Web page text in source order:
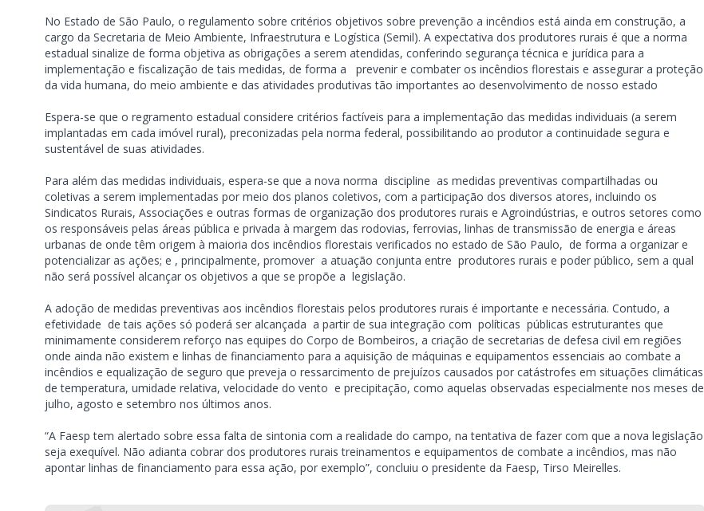
No Estado de São Paulo, o regulamento sobre critérios objetivos sobre prevenção a incêndios está ainda em construção, a
cargo da Secretaria de Meio Ambiente, Infraestrutura e Logística (Semil). A expectativa dos produtores rurais é que a norma
estadual sinalize de forma objetiva as obrigações a serem atendidas, conferindo segurança técnica e jurídica para a
implementação e fiscalização de tais medidas, de forma a prevenir e combater os incêndios florestais e assegurar a proteção
da vida humana, do meio ambiente e das atividades produtivas tão importantes ao desenvolvimento de nosso estado
Espera-se que o regramento estadual considere critérios factíveis para a implementação das medidas individuais (a serem
implantadas em cada imóvel rural), preconizadas pela norma federal, possibilitando ao produtor a continuidade segura e
sustentável de suas atividades.
Para além das medidas individuais, espera-se que a nova norma discipline as medidas preventivas compartilhadas ou
coletivas a serem implementadas por meio dos planos coletivos, com a participação dos diversos atores, incluindo os
Sindicatos Rurais, Associações e outras formas de organização dos produtores rurais e Agroindústrias, e outros setores como
os responsáveis pelas áreas pública e privada à margem das rodovias, ferrovias, linhas de transmissão de energia e áreas
urbanas de onde têm origem à maioria dos incêndios florestais verificados no estado de São Paulo, de forma a organizar e
potencializar as ações; e , principalmente, promover a atuação conjunta entre produtores rurais e poder público, sem a qual
não será possível alcançar os objetivos a que se propõe a legislação.
A adoção de medidas preventivas aos incêndios florestais pelos produtores rurais é importante e necessária. Contudo, a
efetividade de tais ações só poderá ser alcançada a partir de sua integração com políticas públicas estruturantes que
minimamente considerem reforço nas equipes do Corpo de Bombeiros, a criação de secretarias de defesa civil em regiões
onde ainda não existem e linhas de financiamento para a aquisição de máquinas e equipamentos essenciais ao combate a
incêndios e equalização de seguro que preveja o ressarcimento de prejuízos causados por catástrofes em situações climáticas
de temperatura, umidade relativa, velocidade do vento e precipitação, como aquelas observadas especialmente nos meses de
julho, agosto e setembro nos últimos anos.
“A Faesp tem alertado sobre essa falta de sintonia com a realidade do campo, na tentativa de fazer com que a nova legislação
seja exequível. Não adianta cobrar dos produtores rurais treinamentos e equipamentos de combate a incêndios, mas não
apontar linhas de financiamento para essa ação, por exemplo”, concluiu o presidente da Faesp, Tirso Meirelles.